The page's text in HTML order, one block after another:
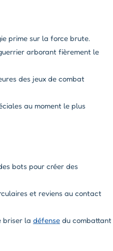
prime sur la force brute.
arborant fièrement le
des jeux de combat
au moment le plus
bots pour créer des
et reviens au contact
briser la défense du combattant